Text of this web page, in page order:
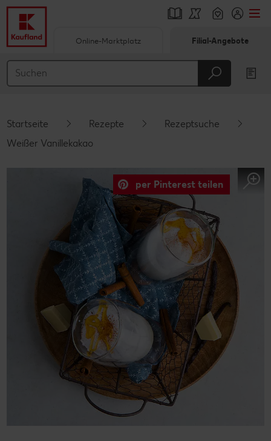
Hauptinhalt
Schwebender Seitenbereich
Online-Marktplatz Filial-Angebote
Startseite Rezepte
Rezeptsuche
Weißer Vanillekakao
per Pinterest teilen